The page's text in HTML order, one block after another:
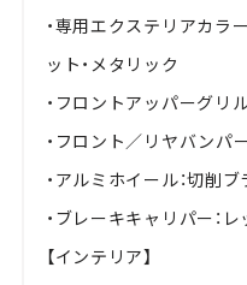
・専用エクステリアカラ
ット・メタリック
・フロントアッパーグリ
・フロント／リヤバンパ
・アルミホイール：切削
・ブレーキキャリパー：レ
【インテリア】